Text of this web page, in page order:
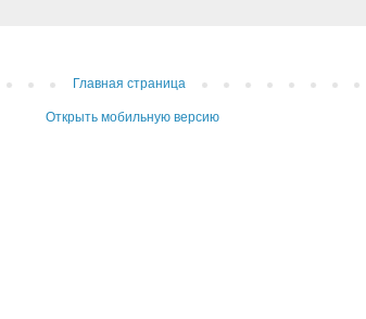
Главная страница
Открыть мобильную версию